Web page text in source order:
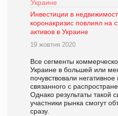
Инвестиции в
коронакризис повлиял на
активов в Украине
19 жовтня 2020
Все сегменты
Украине в большей или
почувствовали
связанного с
Однако результаты такой
участники рынка смогут
сразу.